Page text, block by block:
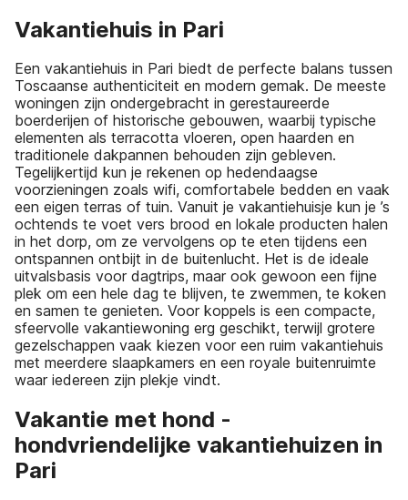
Vakantiehuis in Pari
Een vakantiehuis in Pari biedt de perfecte balans tussen
Toscaanse authenticiteit en modern gemak. De meeste
woningen zijn ondergebracht in gerestaureerde
boerderijen of historische gebouwen, waarbij typische
elementen als terracotta vloeren, open haarden en
traditionele dakpannen behouden zijn gebleven.
Tegelijkertijd kun je rekenen op hedendaagse
voorzieningen zoals wifi, comfortabele bedden en vaak
een eigen terras of tuin. Vanuit je vakantiehuisje kun je ’s
ochtends te voet vers brood en lokale producten halen
in het dorp, om ze vervolgens op te eten tijdens een
ontspannen ontbijt in de buitenlucht. Het is de ideale
uitvalsbasis voor dagtrips, maar ook gewoon een fijne
plek om een hele dag te blijven, te zwemmen, te koken
en samen te genieten. Voor koppels is een compacte,
sfeervolle vakantiewoning erg geschikt, terwijl grotere
gezelschappen vaak kiezen voor een ruim vakantiehuis
met meerdere slaapkamers en een royale buitenruimte
waar iedereen zijn plekje vindt.
Vakantie met hond -
hondvriendelijke vakantiehuizen in
Pari